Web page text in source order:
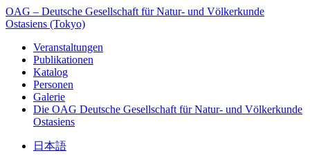
OAG – Deutsche Gesellschaft für Natur- und Völkerkunde
Ostasiens (Tokyo)
Veranstaltungen
Publikationen
Katalog
Personen
Galerie
Die OAG Deutsche Gesellschaft für Natur- und Völkerkunde
Ostasiens
日本語